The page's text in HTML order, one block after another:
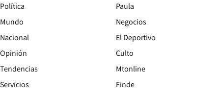
Política
Mundo
Nacional
Opinión
Tendencias
Servicios
Paula
Negocios
El Deportivo
Culto
Mtonline
Finde